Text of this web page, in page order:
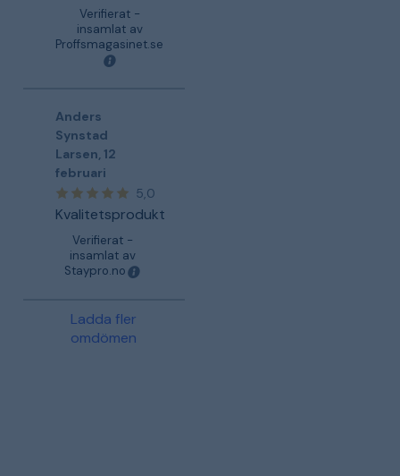
Verifierat -
insamlat av
Proffsmagasinet.se
Anders
Synstad
Larsen, 12
februari
5,0
Kvalitetsprodukt
Verifierat -
insamlat av
Staypro.no
Ladda fler
omdömen